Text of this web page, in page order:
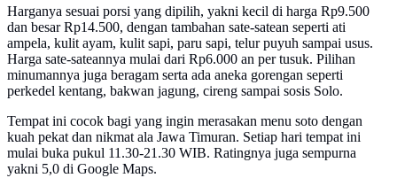
Harganya sesuai porsi yang dipilih, yakni kecil di harga Rp9.500
dan besar Rp14.500, dengan tambahan sate-satean seperti ati
ampela, kulit ayam, kulit sapi, paru sapi, telur puyuh sampai usus.
Harga sate-sateannya mulai dari Rp6.000 an per tusuk. Pilihan
minumannya juga beragam serta ada aneka gorengan seperti
perkedel kentang, bakwan jagung, cireng sampai sosis Solo.
Tempat ini cocok bagi yang ingin merasakan menu soto dengan
kuah pekat dan nikmat ala Jawa Timuran. Setiap hari tempat ini
mulai buka pukul 11.30-21.30 WIB. Ratingnya juga sempurna
yakni 5,0 di Google Maps.